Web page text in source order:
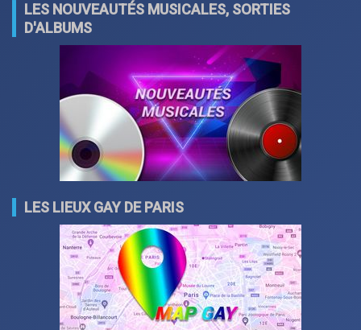
LES NOUVEAUTÉS MUSICALES, SORTIES
D'ALBUMS
LES LIEUX GAY DE PARIS